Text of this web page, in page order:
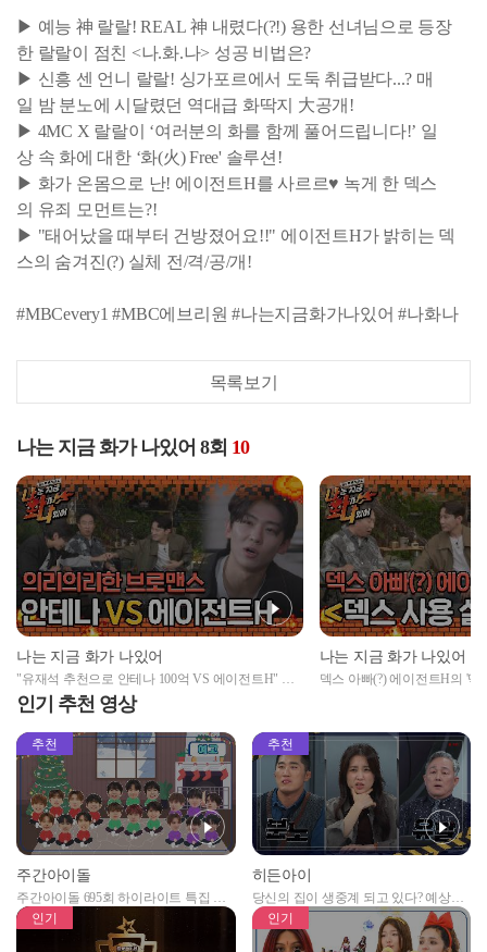
▶ 예능 神 랄랄! REAL 神 내렸다(?!) 용한 선녀님으로 등장
한 랄랄이 점친 <나.화.나> 성공 비법은?
▶ 신흥 센 언니 랄랄! 싱가포르에서 도둑 취급받다...? 매
일 밤 분노에 시달렸던 역대급 화딱지 大공개!
▶ 4MC X 랄랄이 ‘여러분의 화를 함께 풀어드립니다!’ 일
상 속 화에 대한 ‘화(火) Free' 솔루션!
▶ 화가 온몸으로 난! 에이전트H를 사르르♥ 녹게 한 덱스
의 유죄 모먼트는?!
▶ "태어났을 때부터 건방졌어요!!" 에이전트H가 밝히는 덱
스의 숨겨진(?) 실체 전/격/공/개!
#MBCevery1 #MBC에브리원 #나는지금화가나있어 #나화나
목록보기
나는 지금 화가 나있어 8회 10
나는 지금 화가 나있어
"유재석 추천으로 안테나 100억 VS 에이전트H" 한
의리하는 덱스의 선택은?
나는 지금 화가 나있어
덱스 아빠(?) 에이전트H의 '덱
인기 추천 영상
추천
주간아이돌
주간아이돌 695회 하이라이트 특집 남
자아이돌편 예고
추천
히든아이
당신의 집이 생중계 되고 있다? 예상치
못한 곳에서 일어나는 불법촬영 범죄!
인기 인기